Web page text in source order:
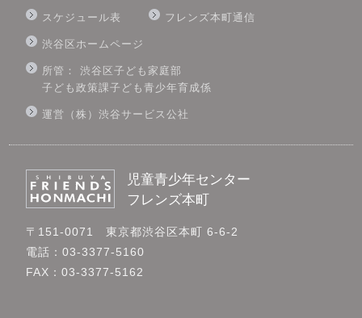
スケジュール表 フレンズ本町通信
渋谷区ホームページ
所管： 渋谷区子ども家庭部
子ども政策課子ども青少年育成係
運営（株）渋谷サービス公社
児童青少年センター
フレンズ本町
〒151-0071 東京都渋谷区本町 6-6-2
電話：03-3377-5160
FAX：03-3377-5162